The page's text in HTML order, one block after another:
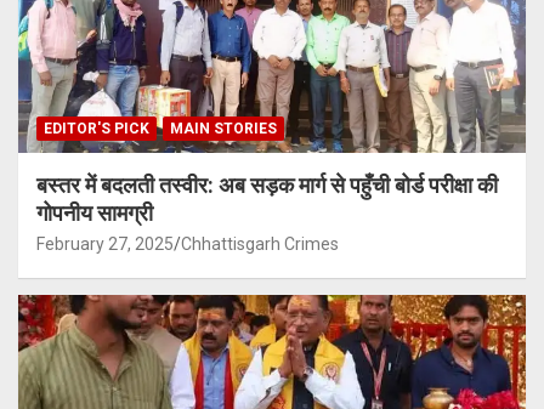
EDITOR'S PICK MAIN STORIES
बस्तर में बदलती तस्वीर: अब सड़क मार्ग से पहुँची बोर्ड परीक्षा की
गोपनीय सामग्री
February 27, 2025 Chhattisgarh Crimes